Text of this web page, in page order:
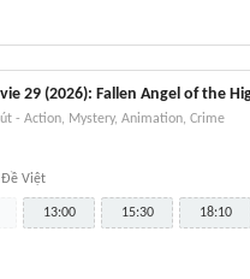
29 (2026): Fallen Angel of the
- Action, Mystery, Animation, Crime
Đề Việt
13:00 15:30 18:10